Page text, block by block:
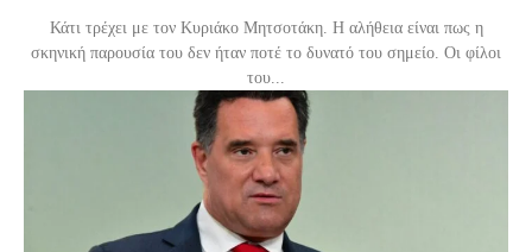
Κάτι τρέχει με τον Κυριάκο Μητσοτάκη. Η αλήθεια είναι πως η
σκηνική παρουσία του δεν ήταν ποτέ το δυνατό του σημείο. Οι φίλοι
του...